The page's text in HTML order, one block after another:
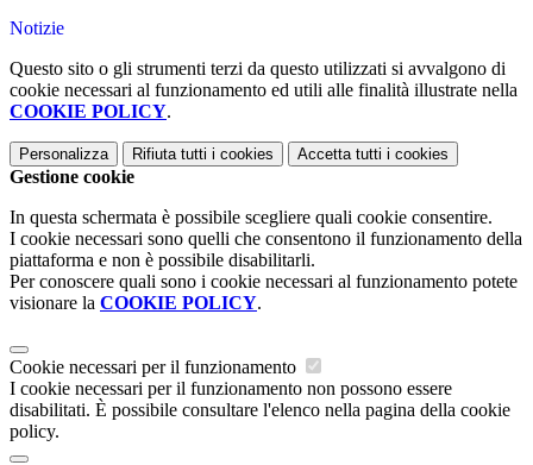
Notizie
Questo sito o gli strumenti terzi da questo utilizzati si avvalgono di
cookie necessari al funzionamento ed utili alle finalità illustrate nella
COOKIE POLICY.
Personalizza Rifiuta tutti i cookies Accetta tutti i cookies
Gestione cookie
In questa schermata è possibile scegliere quali cookie consentire.
I cookie necessari sono quelli che consentono il funzionamento della
piattaforma e non è possibile disabilitarli.
Per conoscere quali sono i cookie necessari al funzionamento potete
visionare la COOKIE POLICY.
Cookie necessari per il funzionamento
I cookie necessari per il funzionamento non possono essere
disabilitati. È possibile consultare l'elenco nella pagina della cookie
policy.